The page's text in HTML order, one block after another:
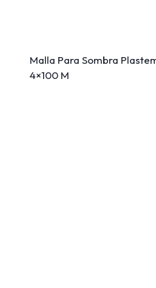
Malla Para Sombra
4×100 M